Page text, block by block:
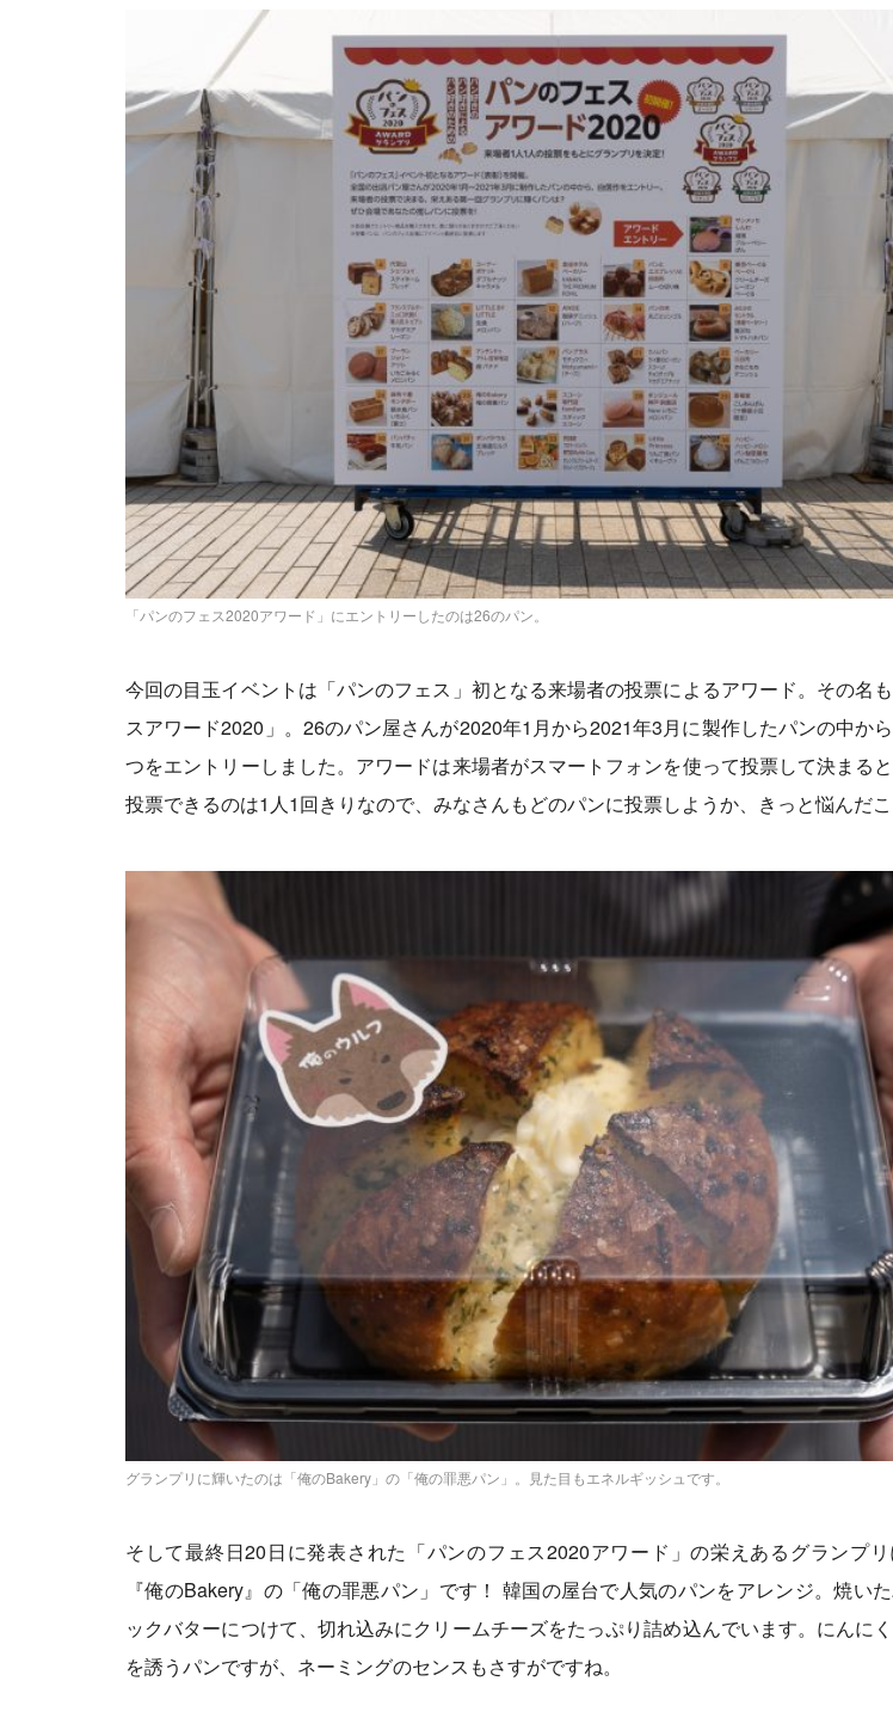
「パンのフェス2020アワード」にエントリーしたのは26のパン。
今回の目玉イベントは「パンのフェス」初となる来場者の投票によるアワード。その名
スアワード2020」。26のパン屋さんが2020年1月から2021年3月に製作したパンの中か
つをエントリーしました。アワードは来場者がスマートフォンを使って投票して決まると
投票できるのは1人1回きりなので、みなさんもどのパンに投票しようか、きっと悩んだこ
グランプリに輝いたのは「俺のBakery」の「俺の罪悪パン」。見た目もエネルギッシュです。
そして最終日20日に発表された「パンのフェス2020アワード」の栄えあるグランプ
『俺のBakery』の「俺の罪悪パン」です！ 韓国の屋台で人気のパンをアレンジ。焼い
ックバターにつけて、切れ込みにクリームチーズをたっぷり詰め込んでいます。にんに
を誘うパンですが、ネーミングのセンスもさすがですね。